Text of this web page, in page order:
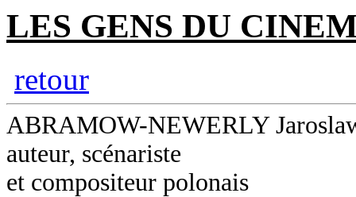
LES GENS DU
retour
ABRAMOW-NEWERLY
auteur, scénariste
et compositeur polonais